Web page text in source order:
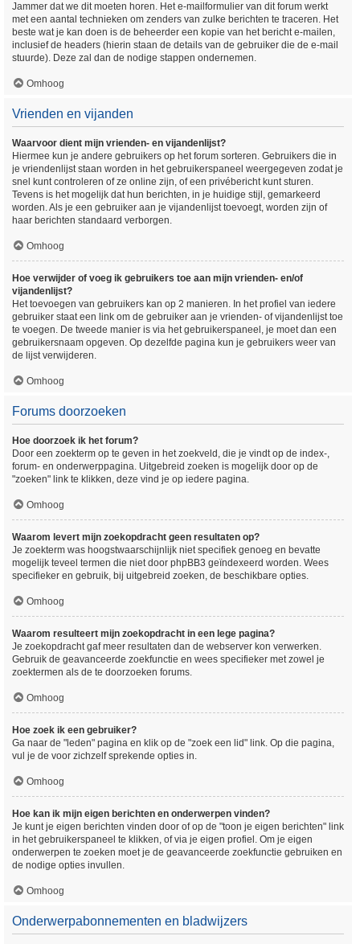
Jammer dat we dit moeten horen. Het e-mailformulier van dit forum werkt
met een aantal technieken om zenders van zulke berichten te traceren. Het
beste wat je kan doen is de beheerder een kopie van het bericht e-mailen,
inclusief de headers (hierin staan de details van de gebruiker die de e-mail
stuurde). Deze zal dan de nodige stappen ondernemen.
Omhoog
Vrienden en vijanden
Waarvoor dient mijn vrienden- en vijandenlijst?
Hiermee kun je andere gebruikers op het forum sorteren. Gebruikers die in
je vriendenlijst staan worden in het gebruikerspaneel weergegeven zodat je
snel kunt controleren of ze online zijn, of een privébericht kunt sturen.
Tevens is het mogelijk dat hun berichten, in je huidige stijl, gemarkeerd
worden. Als je een gebruiker aan je vijandenlijst toevoegt, worden zijn of
haar berichten standaard verborgen.
Omhoog
Hoe verwijder of voeg ik gebruikers toe aan mijn vrienden- en/of
vijandenlijst?
Het toevoegen van gebruikers kan op 2 manieren. In het profiel van iedere
gebruiker staat een link om de gebruiker aan je vrienden- of vijandenlijst toe
te voegen. De tweede manier is via het gebruikerspaneel, je moet dan een
gebruikersnaam opgeven. Op dezelfde pagina kun je gebruikers weer van
de lijst verwijderen.
Omhoog
Forums doorzoeken
Hoe doorzoek ik het forum?
Door een zoekterm op te geven in het zoekveld, die je vindt op de index-,
forum- en onderwerppagina. Uitgebreid zoeken is mogelijk door op de
"zoeken" link te klikken, deze vind je op iedere pagina.
Omhoog
Waarom levert mijn zoekopdracht geen resultaten op?
Je zoekterm was hoogstwaarschijnlijk niet specifiek genoeg en bevatte
mogelijk teveel termen die niet door phpBB3 geïndexeerd worden. Wees
specifieker en gebruik, bij uitgebreid zoeken, de beschikbare opties.
Omhoog
Waarom resulteert mijn zoekopdracht in een lege pagina?
Je zoekopdracht gaf meer resultaten dan de webserver kon verwerken.
Gebruik de geavanceerde zoekfunctie en wees specifieker met zowel je
zoektermen als de te doorzoeken forums.
Omhoog
Hoe zoek ik een gebruiker?
Ga naar de "leden" pagina en klik op de "zoek een lid" link. Op die pagina,
vul je de voor zichzelf sprekende opties in.
Omhoog
Hoe kan ik mijn eigen berichten en onderwerpen vinden?
Je kunt je eigen berichten vinden door of op de "toon je eigen berichten" link
in het gebruikerspaneel te klikken, of via je eigen profiel. Om je eigen
onderwerpen te zoeken moet je de geavanceerde zoekfunctie gebruiken en
de nodige opties invullen.
Omhoog
Onderwerpabonnementen en bladwijzers